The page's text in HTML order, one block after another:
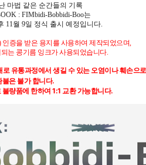
마법 같은 순간들의 기록
: FIMbidi-Bobbidi-Boo는
11월 9일 정식 출시 예정입니다.
인증을 받은 용지를 사용하여 제작되었으며,
는 콩기름 잉크가 사용되었습니다.
유통과정에서 생길 수 있는 오염이나 훼손으
불은 불가 합니다.
불량품에 한하여 1:1 교환 가능합니다.